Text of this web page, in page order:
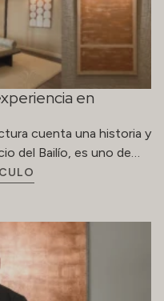
en
cuenta una historia y
del Bailío, es uno de…